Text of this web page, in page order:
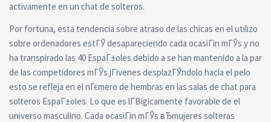
activamente en un chat de solteros.
Por fortuna, esta tendencia sobre atraso de las chicas en el utilizo
sobre ordenadores estГЎ desapareciendo cada ocasiГіn mГЎs y no
ha transpirado las 40 EspaГ±oles debido a se han mantenido a la par
de las competidores mГЎs jГіvenes desplazГЎndolo hacia el pelo
esto se refleja en el nГєmero de hembras en las salas de chat para
solteros EspaГ±oles. Lo que es lГ­Віgicamente favorable de el
universo masculino. Cada ocasiГіn mГЎs вЂmujeres solteras